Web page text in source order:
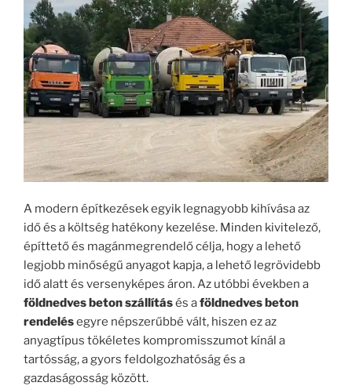
A modern építkezések egyik legnagyobb kihívása az
idő és a költség hatékony kezelése. Minden kivitelező,
építtető és magánmegrendelő célja, hogy a lehető
legjobb minőségű anyagot kapja, a lehető legrövidebb
idő alatt és versenyképes áron. Az utóbbi években a
földnedves beton szállításés aföldnedves beton
rendelésegyre népszerűbbé vált, hiszen ez az
anyagtípus tökéletes kompromisszumot kínál a
tartósság, a gyors feldolgozhatóság és a
gazdaságosság között.